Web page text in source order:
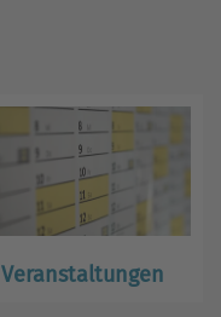
Veranstaltungen